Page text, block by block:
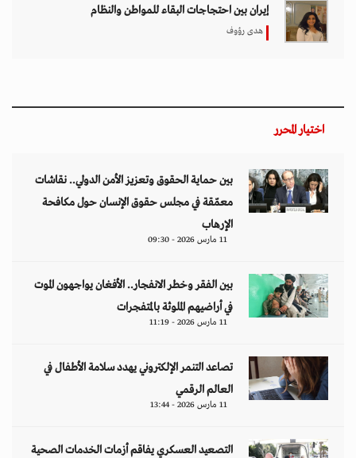
إيران بين احتجاجات البقاء للمواطن والنظام
هدى رؤوف
اختيار المحرر
بين حماية الحقوق وتعزيز الأمن الدولي.. نقاشات
معمّقة في مجلس حقوق الإنسان حول مكافحة
الإرهاب
11 مارس 2026 - 09:30
بين الفقر وخطر الانفجار.. الأفغان يواجهون الموت
في أراضيهم الملوثة بالمتفجرات
11 مارس 2026 - 11:19
تصاعد التنمر الإلكتروني يهدد سلامة الأطفال في
العالم الرقمي
11 مارس 2026 - 13:44
التصعيد العسكري يفاقم أزمات الخدمات الصحية